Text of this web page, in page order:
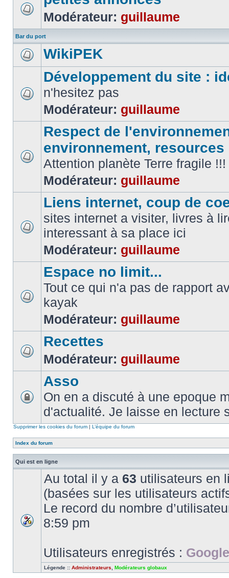
Modérateur: guillaume
Bar du port
WikiPEK
Développement du site :
n'hesitez pas
Modérateur: guillaume
Respect de
environnement, resources
Attention planète Terre fragile !!!
Modérateur: guillaume
Liens internet, coup de
sites internet a visiter, livres à
interessant à sa place ici
Modérateur: guillaume
Espace no limit...
Tout ce qui n'a pas de rapport
kayak
Modérateur: guillaume
Recettes
Modérateur: guillaume
Asso
On en a discuté à une epoque
d'actualité. Je laisse en lecture
Supprimer les cookies du forum | L’équipe du forum
Index du forum
Qui est en ligne
Au total il y a 63 utilisateurs en
(basées sur les utilisateurs
Le record du nombre
8:59 pm
Utilisateurs enregistrés :
Légende :: Administrateurs Modérateurs globaux